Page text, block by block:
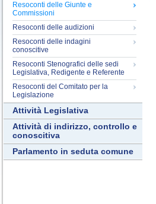
Resoconti delle Giunte e
Commissioni
Resoconti delle audizioni
Resoconti delle indagini
conoscitive
Resoconti Stenografici delle sedi
Legislativa, Redigente e Referente
Resoconti del Comitato per la
Legislazione
Attività Legislativa
Attività di indirizzo, controllo e
conoscitiva
Parlamento in seduta comune